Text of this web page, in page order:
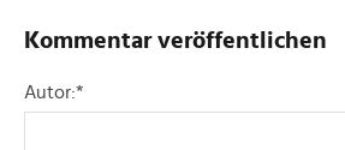
Kommentar veröffentlichen
Autor:*